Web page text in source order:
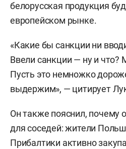
белорусская продукция
европейском рынке.
«Какие бы санкции ни
Ввели санкции — ну и что?
Пусть это немножко
выдержим», — цитирует
Он также пояснил, почему
для соседей: жители
Прибалтики активно